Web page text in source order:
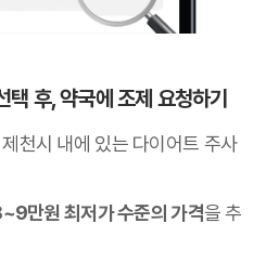
후, 약국에 조제 요청하기
천시 내에 있는 다이어트 주사
만원 최저가 수준의 가격을 추